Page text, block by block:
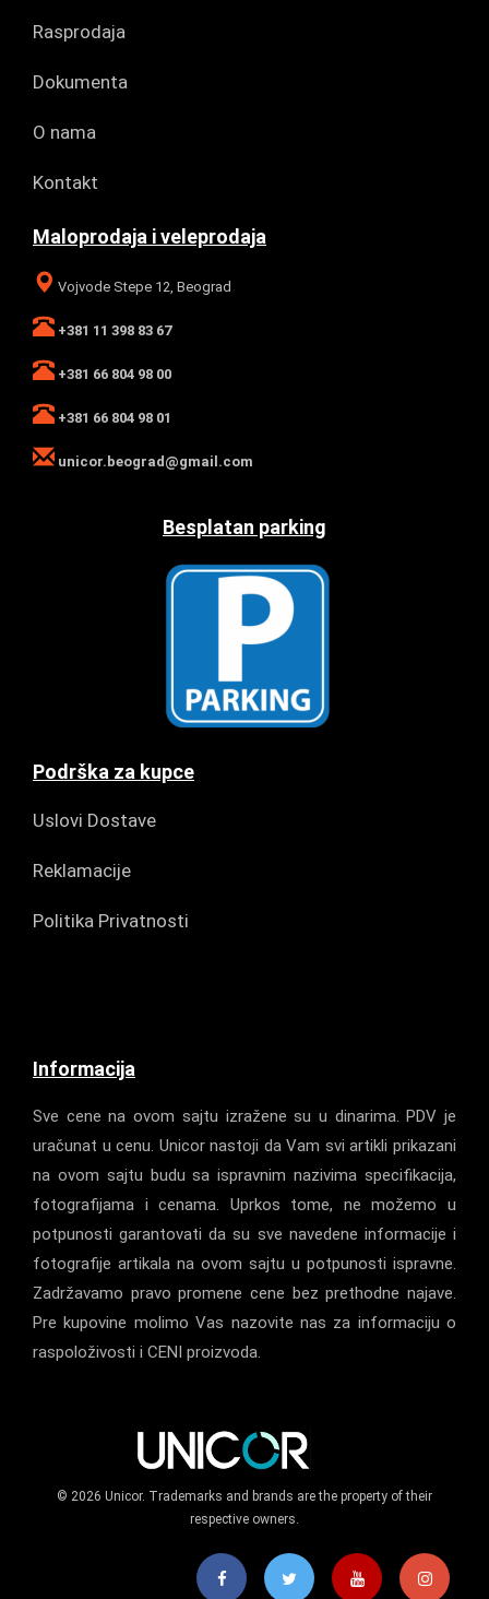
Rasprodaja
Dokumenta
O nama
Kontakt
Maloprodaja i veleprodaja
Vojvode Stepe 12, Beograd
+381 11 398 83 67
+381 66 804 98 00
+381 66 804 98 01
unicor.beograd@gmail.com
Besplatan parking
Podrška za kupce
Uslovi Dostave
Reklamacije
Politika Privatnosti
Informacija
Sve cene na ovom sajtu izražene su u dinarima. PDV je
uračunat u cenu. Unicor nastoji da Vam svi artikli prikazani
na ovom sajtu budu sa ispravnim nazivima specifikacija,
fotografijama i cenama. Uprkos tome, ne možemo u
potpunosti garantovati da su sve navedene informacije i
fotografije artikala na ovom sajtu u potpunosti ispravne.
Zadržavamo pravo promene cene bez prethodne najave.
Pre kupovine molimo Vas nazovite nas za informaciju o
raspoloživosti i CENI proizvoda.
© 2026 Unicor. Trademarks and brands are the property of their
respective owners.